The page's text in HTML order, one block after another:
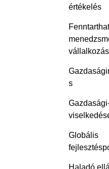
értékelés
vállalkozás
s
Globális
Haladó